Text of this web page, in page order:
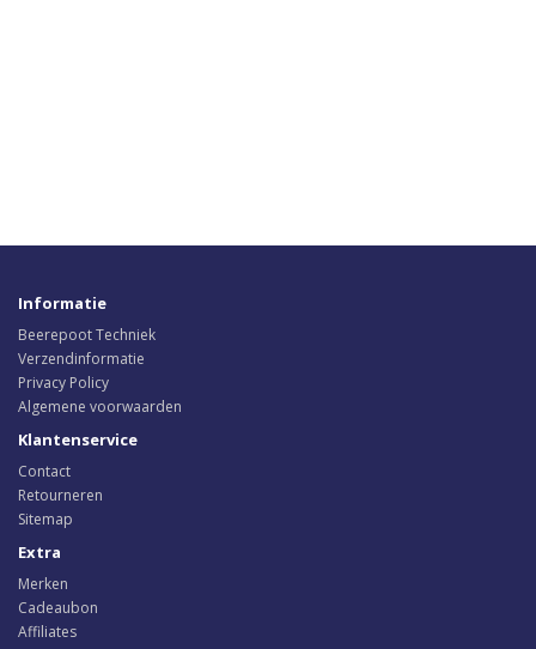
Informatie
Beerepoot Techniek
Verzendinformatie
Privacy Policy
Algemene voorwaarden
Klantenservice
Contact
Retourneren
Sitemap
Extra
Merken
Cadeaubon
Affiliates